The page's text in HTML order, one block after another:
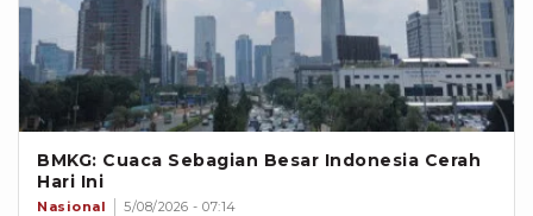
BMKG: Cuaca Sebagian Besar Indonesia Cerah
Hari Ini
Nasional 5/08/2026 - 07:14